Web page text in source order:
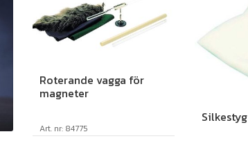
Roterande vagga för
magneter
Art. nr: 84775
Silkestyg